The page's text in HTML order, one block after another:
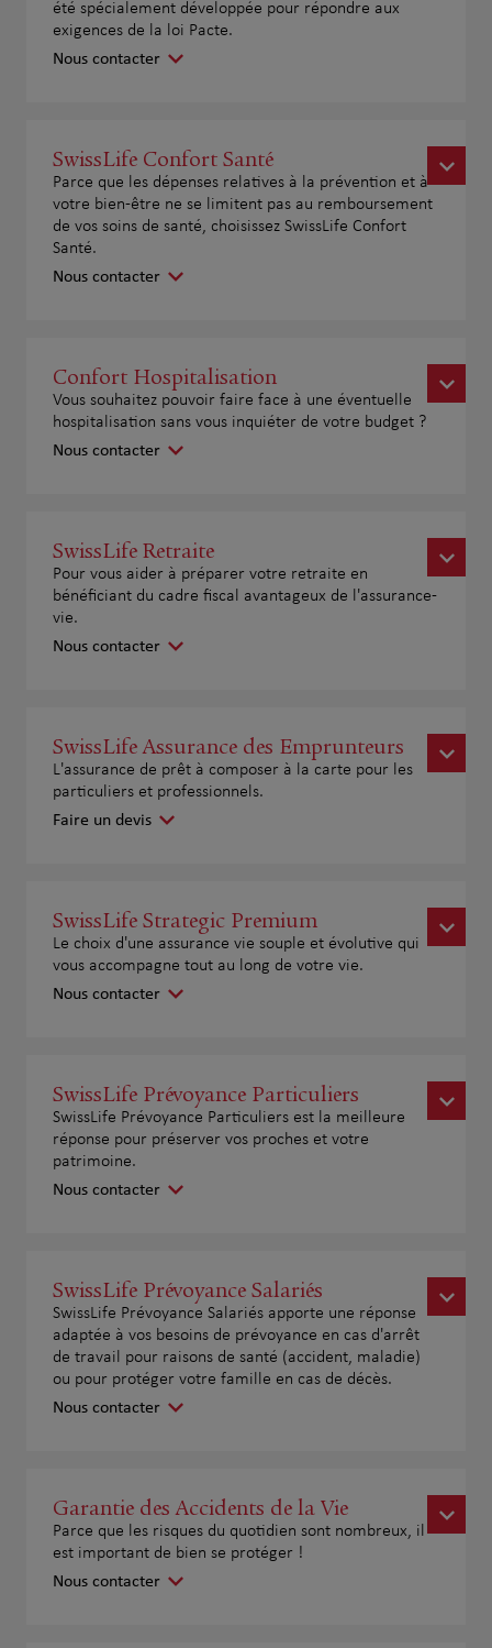
été spécialement développée pour répondre aux
exigences de la loi Pacte.
Nous contacter
SwissLife Confort Santé
Parce que les dépenses relatives à la prévention et à
votre bien-être ne se limitent pas au remboursement
de vos soins de santé, choisissez SwissLife Confort
Santé.
Nous contacter
Confort Hospitalisation
Vous souhaitez pouvoir faire face à une éventuelle
hospitalisation sans vous inquiéter de votre budget ?
Nous contacter
SwissLife Retraite
Pour vous aider à préparer votre retraite en
bénéficiant du cadre fiscal avantageux de l'assurance-
vie.
Nous contacter
SwissLife Assurance des Emprunteurs
L'assurance de prêt à composer à la carte pour les
particuliers et professionnels.
Faire un devis
SwissLife Strategic Premium
Le choix d'une assurance vie souple et évolutive qui
vous accompagne tout au long de votre vie.
Nous contacter
SwissLife Prévoyance Particuliers
SwissLife Prévoyance Particuliers est la meilleure
réponse pour préserver vos proches et votre
patrimoine.
Nous contacter
SwissLife Prévoyance Salariés
SwissLife Prévoyance Salariés apporte une réponse
adaptée à vos besoins de prévoyance en cas d'arrêt
de travail pour raisons de santé (accident, maladie)
ou pour protéger votre famille en cas de décès.
Nous contacter
Garantie des Accidents de la Vie
Parce que les risques du quotidien sont nombreux, il
est important de bien se protéger !
Nous contacter